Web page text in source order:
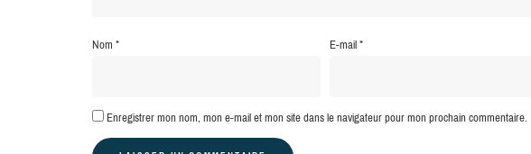
Nom* E-mail*
Enregistrer mon nom, mon e-mail et mon site dans le navigateur pour mon prochain commentaire.